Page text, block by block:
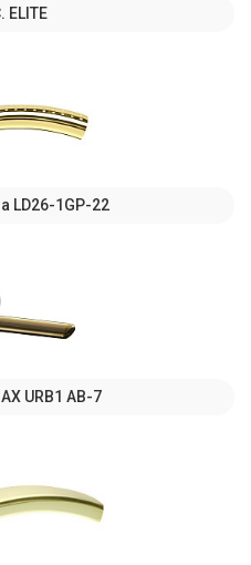
ELITE
LD26-1GP-22
URB1 АВ-7